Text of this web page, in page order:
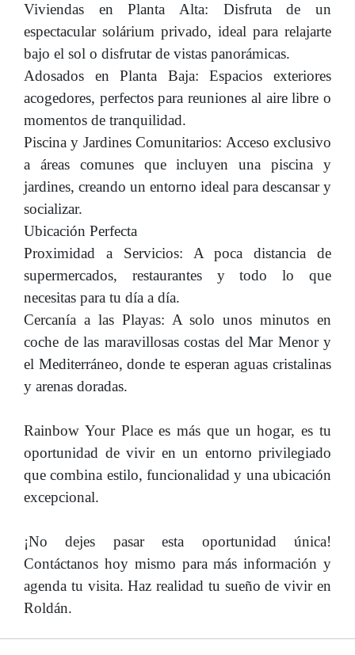
Viviendas en Planta Alta: Disfruta de un
espectacular solárium privado, ideal para relajarte
bajo el sol o disfrutar de vistas panorámicas.
Adosados en Planta Baja: Espacios exteriores
acogedores, perfectos para reuniones al aire libre o
momentos de tranquilidad.
Piscina y Jardines Comunitarios: Acceso exclusivo
a áreas comunes que incluyen una piscina y
jardines, creando un entorno ideal para descansar y
socializar.
Ubicación Perfecta
Proximidad a Servicios: A poca distancia de
supermercados, restaurantes y todo lo que
necesitas para tu día a día.
Cercanía a las Playas: A solo unos minutos en
coche de las maravillosas costas del Mar Menor y
el Mediterráneo, donde te esperan aguas cristalinas
y arenas doradas.
Rainbow Your Place es más que un hogar, es tu
oportunidad de vivir en un entorno privilegiado
que combina estilo, funcionalidad y una ubicación
excepcional.
¡No dejes pasar esta oportunidad única!
Contáctanos hoy mismo para más información y
agenda tu visita. Haz realidad tu sueño de vivir en
Roldán.